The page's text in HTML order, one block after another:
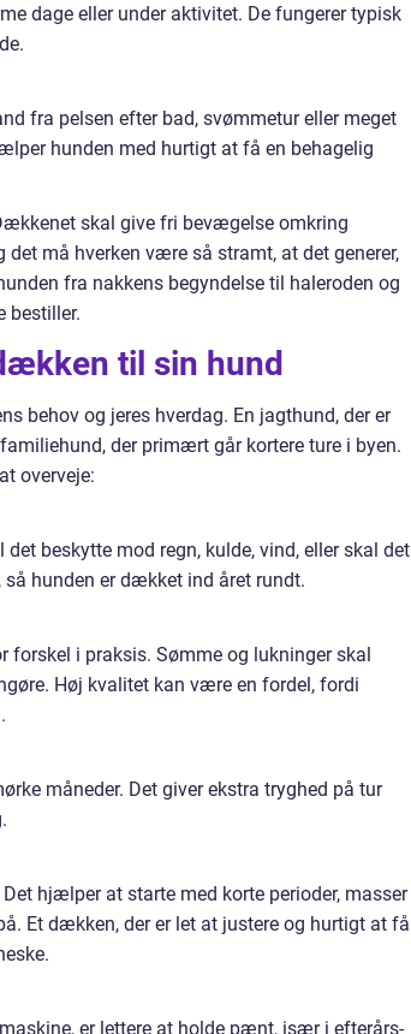
dage eller under aktivitet. De fungerer typisk
fra pelsen efter bad, svømmetur eller meget
hunden med hurtigt at få en behagelig
skal give fri bevægelse omkring
må hverken være så stramt, at det generer,
fra nakkens begyndelse til haleroden og
bestiller.
til sin hund
behov og jeres hverdag. En jagthund, der er
der primært går kortere ture i byen.
overveje:
beskytte mod regn, kulde, vind, eller skal det
hunden er dækket ind året rundt.
i praksis. Sømme og lukninger skal
Høj kvalitet kan være en fordel, fordi
måneder. Det giver ekstra tryghed på tur
hjælper at starte med korte perioder, masser
Et dækken, der er let at justere og hurtigt at få
er lettere at holde pænt, især i efterårs-